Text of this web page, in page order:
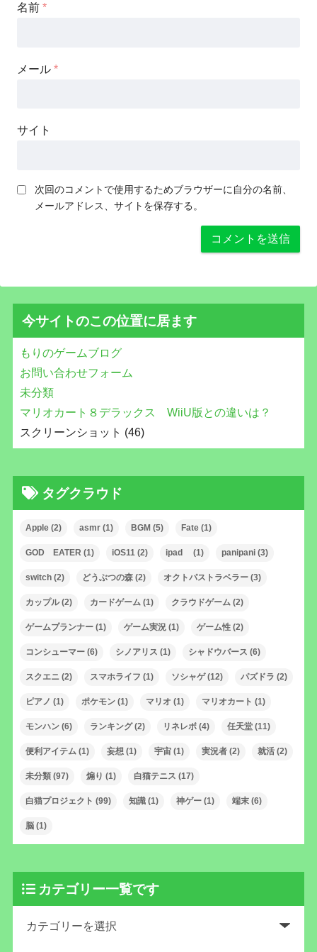
名前 *
メール *
サイト
次回のコメントで使用するためブラウザーに自分の名前、
メールアドレス、サイトを保存する。
今サイトのこの位置に居ます
もりのゲームブログ
お問い合わせフォーム
未分類
マリオカート８デラックス WiiU版との違いは？
スクリーンショット (46)
タグクラウド
Apple(2) asmr(1) BGM (5) Fate(1)
GOD EATER (1) iOS11(2) ipad (1) panipani(3)
switch(2) どうぶつの森(2) オクトパストラベラー(3)
カップル(2) カードゲーム(1) クラウドゲーム(2)
ゲームプランナー(1) ゲーム実況(1) ゲーム性(2)
コンシューマー(6) シノアリス (1) シャドウバース (6)
スクエニ(2) スマホライフ (1) ソシャゲ(12) パズドラ (2)
ピアノ (1) ポケモン(1) マリオ (1) マリオカート (1)
モンハン(6) ランキング(2) リネレボ(4) 任天堂(11)
便利アイテム(1) 妄想(1) 宇宙(1) 実況者(2) 就活(2)
未分類(97) 煽り (1) 白猫テニス (17)
白猫プロジェクト (99) 知識(1) 神ゲー(1) 端末(6)
脳(1)
カテゴリー一覧です